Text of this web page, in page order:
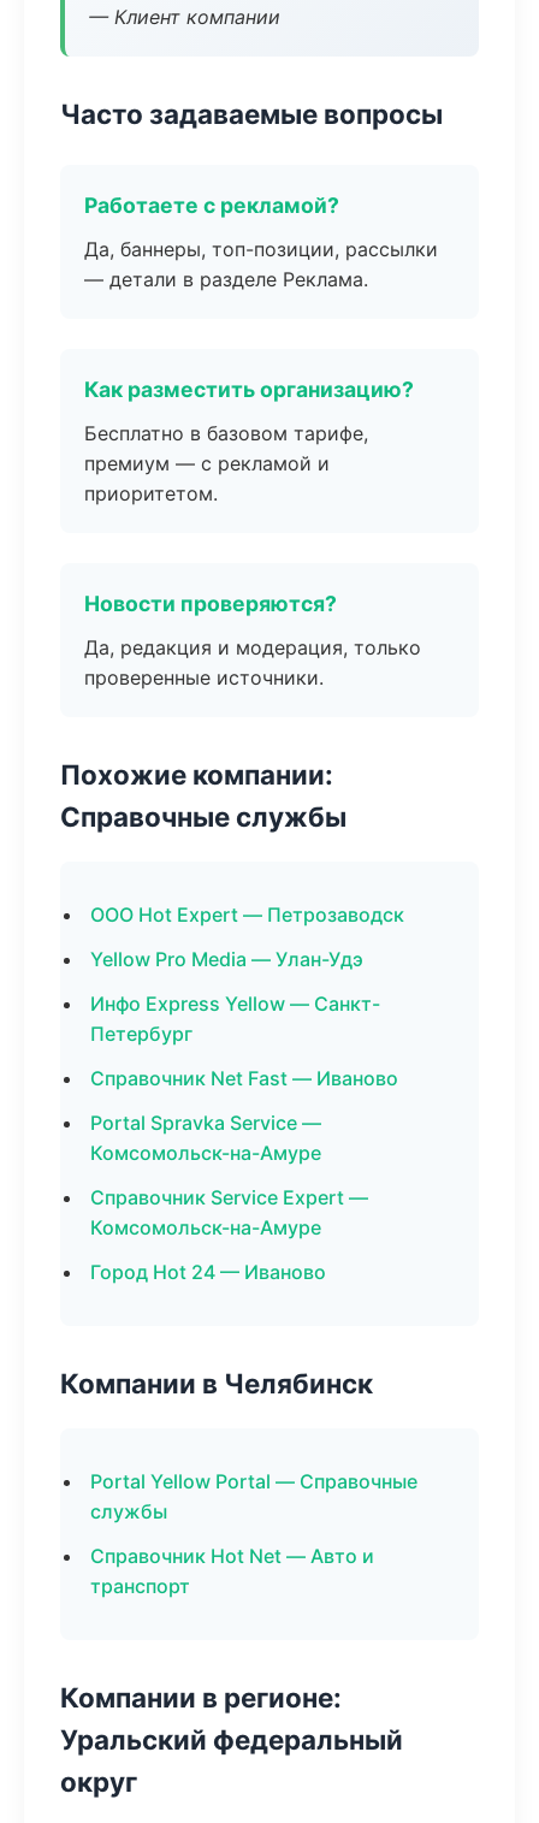
— Клиент компании
Часто задаваемые вопросы
Работаете с рекламой?
Да, баннеры, топ-позиции, рассылки
— детали в разделе Реклама.
Как разместить организацию?
Бесплатно в базовом тарифе,
премиум — с рекламой и
приоритетом.
Новости проверяются?
Да, редакция и модерация, только
проверенные источники.
Похожие компании:
Справочные службы
ООО Hot Expert — Петрозаводск
Yellow Pro Media — Улан-Удэ
Инфо Express Yellow — Санкт-
Петербург
Справочник Net Fast — Иваново
Portal Spravka Service —
Комсомольск-на-Амуре
Справочник Service Expert —
Комсомольск-на-Амуре
Город Hot 24 — Иваново
Компании в Челябинск
Portal Yellow Portal — Справочные
службы
Справочник Hot Net — Авто и
транспорт
Компании в регионе:
Уральский федеральный
округ